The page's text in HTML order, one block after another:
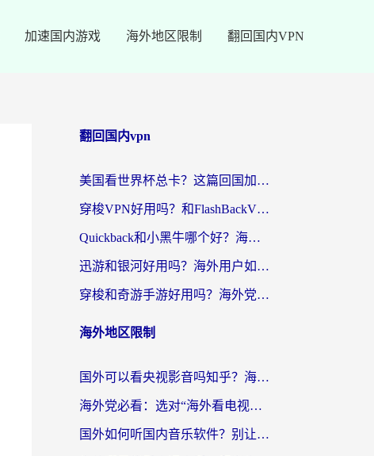
加速国内游戏 海外地区限制 翻回国内VPN
翻回国内vpn
美国看世界杯总卡？这篇回国加速器指南帮你无缝刷国内资源（附苹果手机VPN设置步骤）
穿梭VPN好用吗？和FlashBackVPN对比哪个回国效果更好？
Quickback和小黑牛哪个好？海外党亲测指南，选对回国加速器秒回国内
迅游和银河好用吗？海外用户如何选择回国加速器实现无缝访问国内资源
穿梭和奇游手游好用吗？海外党亲测3款回国加速器，附蜜蜂加速器七天试用攻略
海外地区限制
国外可以看央视影音吗知乎？海外党亲测有效的回国加速方案
海外党必看：选对“海外看电视剧软件”，再也不用愁国内剧刷不了
国外如何听国内音乐软件？别让地域限制，断了你的中文歌单